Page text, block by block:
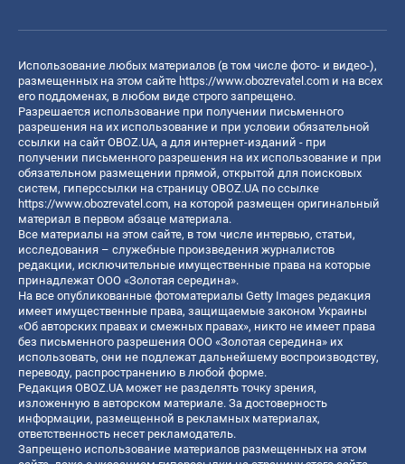
Использование любых материалов (в том числе фото- и видео-),
размещенных на этом сайте https://www.obozrevatel.com и на всех
его поддоменах, в любом виде строго запрещено.
Разрешается использование при получении письменного
разрешения на их использование и при условии обязательной
ссылки на сайт OBOZ.UA, а для интернет-изданий - при
получении письменного разрешения на их использование и при
обязательном размещении прямой, открытой для поисковых
систем, гиперссылки на страницу OBOZ.UA по ссылке
https://www.obozrevatel.com, на которой размещен оригинальный
материал в первом абзаце материала.
Все материалы на этом сайте, в том числе интервью, статьи,
исследования – служебные произведения журналистов
редакции, исключительные имущественные права на которые
принадлежат ООО «Золотая середина».
На все опубликованные фотоматериалы Getty Images редакция
имеет имущественные права, защищаемые законом Украины
«Об авторских правах и смежных правах», никто не имеет права
без письменного разрешения ООО «Золотая середина» их
использовать, они не подлежат дальнейшему воспроизводству,
переводу, распространению в любой форме.
Редакция OBOZ.UA может не разделять точку зрения,
изложенную в авторском материале. За достоверность
информации, размещенной в рекламных материалах,
ответственность несет рекламодатель.
Запрещено использование материалов размещенных на этом